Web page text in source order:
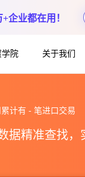
+企业都在用！
学院 关于我们
累计有 -笔进口交易
据精准查找